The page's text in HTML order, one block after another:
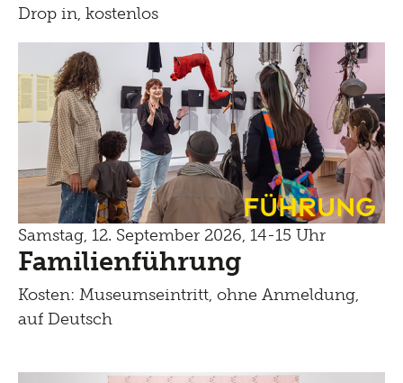
Drop in, kostenlos
Führung
Samstag, 12. September 2026, 14-15 Uhr
Familienführung
Kosten: Museumseintritt, ohne Anmeldung,
auf Deutsch